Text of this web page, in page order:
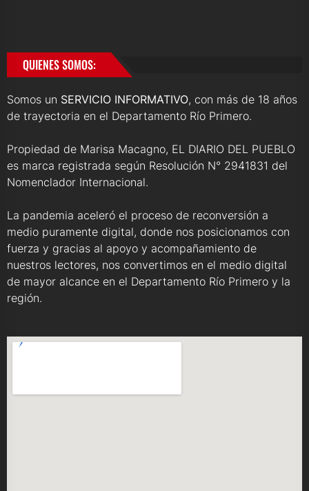
QUIENES SOMOS:
Somos un SERVICIO INFORMATIVO, con más de 18 años
de trayectoria en el Departamento Río Primero.
Propiedad de Marisa Macagno, EL DIARIO DEL PUEBLO
es marca registrada según Resolución N° 2941831 del
Nomenclador Internacional.
La pandemia aceleró el proceso de reconversión a
medio puramente digital, donde nos posicionamos con
fuerza y gracias al apoyo y acompañamiento de
nuestros lectores, nos convertimos en el medio digital
de mayor alcance en el Departamento Río Primero y la
región.